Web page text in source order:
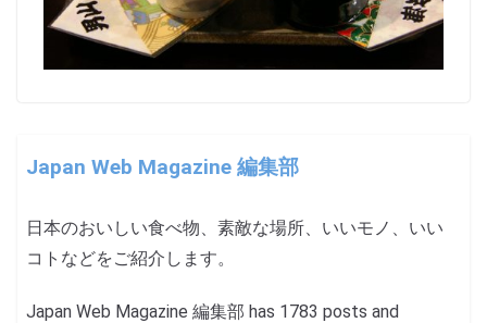
Japan Web Magazine 編集部
日本のおいしい食べ物、素敵な場所、いいモノ、いい
コトなどをご紹介します。
Japan Web Magazine 編集部 has 1783 posts and